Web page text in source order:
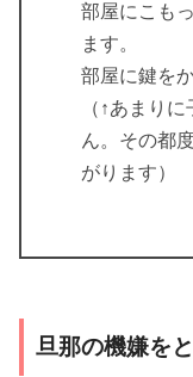
部屋にこも
ます。
部屋に鍵を
（↑あまり
ん。その都
がります）
旦那の機嫌を